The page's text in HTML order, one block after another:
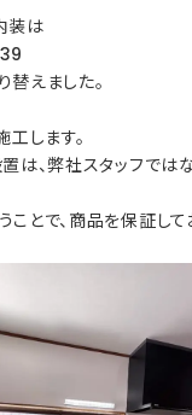
装は
えました。
工します。
は、弊社スタッフでは
とで、商品を保証して